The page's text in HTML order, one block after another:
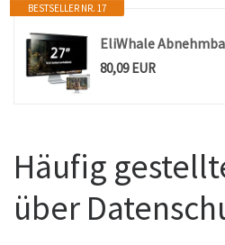
BESTSELLER NR. 17
80,09 EUR
Häufig
über